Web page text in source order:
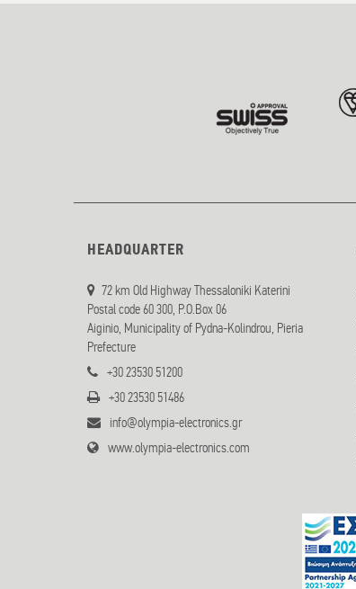
HEADQUARTER
72 km Old Highway Thessaloniki Katerini
Postal code 60 300, P.O.Box 06
Aiginio, Municipality of Pydna-Kolindrou, Pieria
Prefecture
+30 23530 51200
+30 23530 51486
info@olympia-electronics.gr
www.olympia-electronics.com